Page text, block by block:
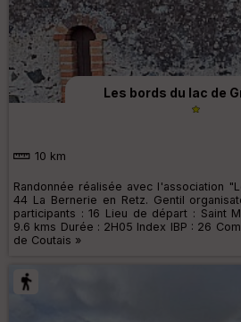
Les bords du lac de
10 km
Randonnée réalisée avec l'association
44 La Bernerie en Retz. Gentil
participants : 16 Lieu de départ : Saint
9.6 kms Durée : 2H05 Index IBP : 26
de Coutais »